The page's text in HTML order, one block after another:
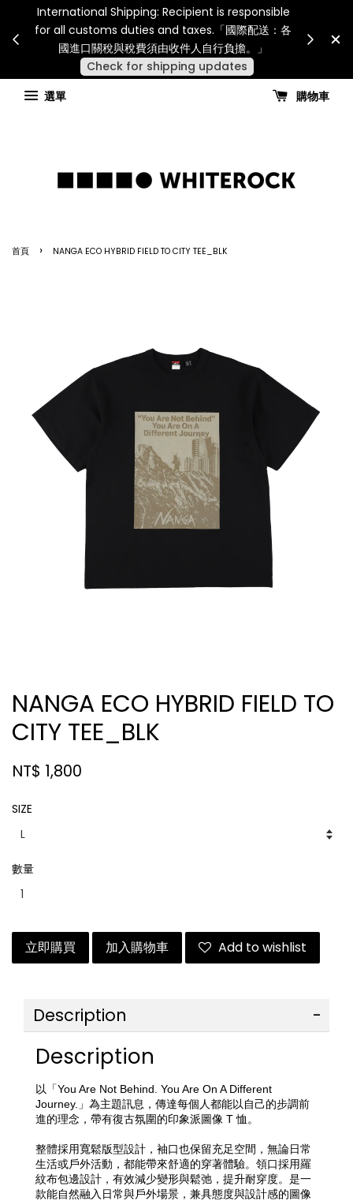
諒
International Shipping: Recipient is responsible
for all customs duties and taxes.「國際配送：各
國進口關稅與稅費須由收件人自行負擔。」
Check for shipping updates
選單 購物車
首頁 › NANGA ECO HYBRID FIELD TO CITY TEE_BLK
NANGA ECO HYBRID FIELD TO
CITY TEE_BLK
NT$ 1,800
SIZE
數量
立即購買 加入購物車 Add to wishlist
Description
Description
以「You Are Not Behind. You Are On A Different
Journey.」為主題訊息，傳達每個人都能以自己的步調前
進的理念，帶有復古氛圍的印象派圖像 T 恤。
整體採用寬鬆版型設計，袖口也保留充足空間，無論日常
生活或戶外活動，都能帶來舒適的穿著體驗。 領口採用羅
紋布包邊設計，有效減少變形與鬆弛，提升耐穿度。是一
款能自然融入日常與戶外場景，兼具態度與設計感的圖像